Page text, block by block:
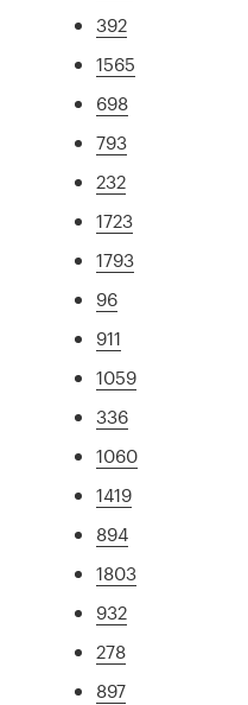
392
1565
698
793
232
1723
1793
96
911
1059
336
1060
1419
894
1803
932
278
897